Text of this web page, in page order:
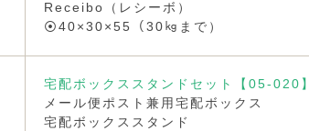
Receibo（レシーボ）
⦿40×30×55（30㎏まで）
宅配ボックススタンドセット【05-020】
メール便ポスト兼用宅配ボックス
宅配ボックススタンド